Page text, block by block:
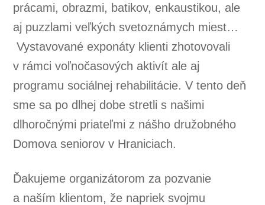
prácami, obrazmi, batikov, enkaustikou, ale
aj puzzlami veľkých svetoznámych miest…
Vystavované exponáty klienti zhotovovali
v rámci voľnočasových aktivít ale aj
programu sociálnej rehabilitácie. V tento deň
sme sa po dlhej dobe stretli s našimi
dlhoročnými priateľmi z nášho družobného
Domova seniorov v Hraniciach.
Ďakujeme organizátorom za pozvanie
a naším klientom, že napriek svojmu